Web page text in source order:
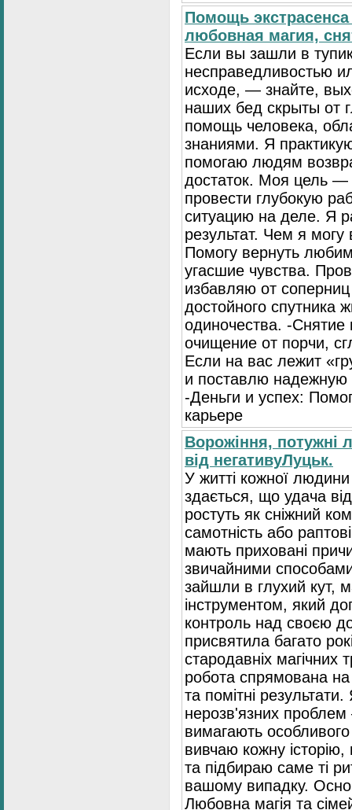
Помощь
любовная магия,
Если вы зашли в
несправедливостью
исходе, — знайте,
наших бед скрыты от
помощь человека,
знаниями. Я
помогаю людям
достаток. Моя цель —
провести глубокую
ситуацию на деле. Я
результат. Чем я
Помогу вернуть
угасшие чувства.
избавляю от
достойного спутника
одиночества. -
очищение от порчи,
Если на вас лежит
и поставлю надежную
-Деньги и успех:
карьере
Ворожіння, потужні
від негативуЛуцьк.
У житті кожної
здається, що удача
ростуть як сніжний
самотність або
мають приховані
звичайними
зайшли в глухий кут,
інструментом, який
контроль над своєю
присвятила багато
стародавніх магічних
робота спрямована
та помітні
нерозв'язних
вимагають
вивчаю кожну історію,
та підбираю саме ті
вашому випадку.
Любовна магія та